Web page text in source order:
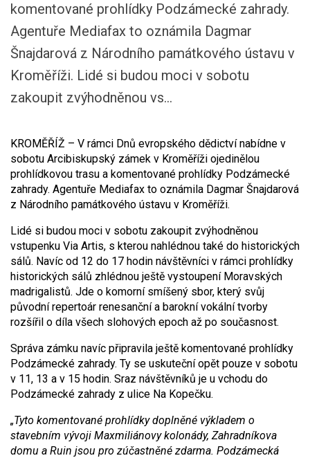
komentované prohlídky Podzámecké zahrady.
Agentuře Mediafax to oznámila Dagmar
Šnajdarová z Národního památkového ústavu v
Kroměříži. Lidé si budou moci v sobotu
zakoupit zvýhodněnou vs...
KROMĚŘÍŽ – V rámci Dnů evropského dědictví nabídne v
sobotu Arcibiskupský zámek v Kroměříži ojedinělou
prohlídkovou trasu a komentované prohlídky Podzámecké
zahrady. Agentuře Mediafax to oznámila Dagmar Šnajdarová
z Národního památkového ústavu v Kroměříži.
Lidé si budou moci v sobotu zakoupit zvýhodněnou
vstupenku Via Artis, s kterou nahlédnou také do historických
sálů. Navíc od 12 do 17 hodin návštěvníci v rámci prohlídky
historických sálů zhlédnou ještě vystoupení Moravských
madrigalistů. Jde o komorní smíšený sbor, který svůj
původní repertoár renesanční a barokní vokální tvorby
rozšířil o díla všech slohových epoch až po současnost.
Správa zámku navíc připravila ještě komentované prohlídky
Podzámecké zahrady. Ty se uskuteční opět pouze v sobotu
v 11, 13 a v 15 hodin. Sraz návštěvníků je u vchodu do
Podzámecké zahrady z ulice Na Kopečku.
„Tyto komentované prohlídky doplněné výkladem o
stavebním vývoji Maxmiliánovy kolonády, Zahradníkova
domu a Ruin jsou pro zúčastněné zdarma. Podzámecká